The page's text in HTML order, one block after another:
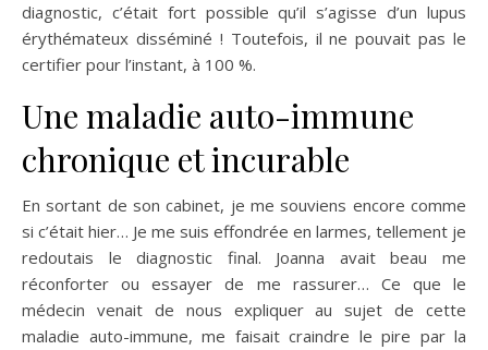
diagnostic, c’était fort possible qu’il s’agisse d’un lupus
érythémateux disséminé ! Toutefois, il ne pouvait pas le
certifier pour l’instant, à 100 %.
Une maladie auto-immune
chronique et incurable
En sortant de son cabinet, je me souviens encore comme
si c’était hier… Je me suis effondrée en larmes, tellement je
redoutais le diagnostic final. Joanna avait beau me
réconforter ou essayer de me rassurer… Ce que le
médecin venait de nous expliquer au sujet de cette
maladie auto-immune, me faisait craindre le pire par la